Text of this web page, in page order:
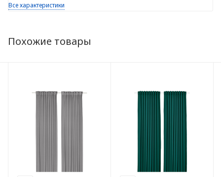
Все характеристики
Похожие товары